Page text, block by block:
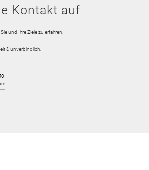
Kontakt auf
und Ihre Ziele zu erfahren.
& unverbindlich.